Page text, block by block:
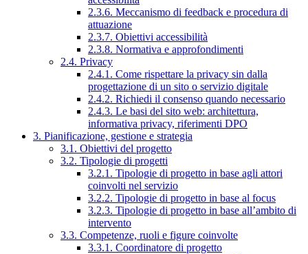
2.3.6. Meccanismo di feedback e procedura di
attuazione
2.3.7. Obiettivi accessibilità
2.3.8. Normativa e approfondimenti
2.4. Privacy
2.4.1. Come rispettare la privacy sin dalla
progettazione di un sito o servizio digitale
2.4.2. Richiedi il consenso quando necessario
2.4.3. Le basi del sito web: architettura,
informativa privacy, riferimenti DPO
3. Pianificazione, gestione e strategia
3.1. Obiettivi del progetto
3.2. Tipologie di progetti
3.2.1. Tipologie di progetto in base agli attori
coinvolti nel servizio
3.2.2. Tipologie di progetto in base al focus
3.2.3. Tipologie di progetto in base all’ambito di
intervento
3.3. Competenze, ruoli e figure coinvolte
3.3.1. Coordinatore di progetto